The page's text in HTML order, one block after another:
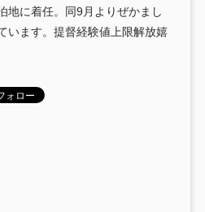
地に着任。同9月よりぜかまし
います。提督経験値上限解放嬉